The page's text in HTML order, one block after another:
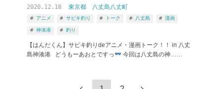
2020.12.18 東京都 八丈島八丈町
アニメ サビキ釣り トーク 八丈島 漫画
神湊港 釣り
【はんだくん】サビキ釣りdeアニメ・漫画トーク！！ in 八丈
島神湊港 どうもーあおとですっ
今回は八丈島の神……